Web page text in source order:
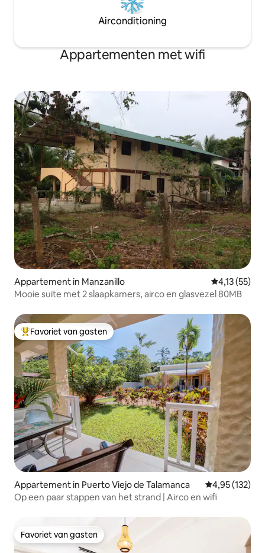
Airconditioning
Appartementen met wifi
Appartement in Manzanillo Gemiddelde
4,13 (55)
Mooie suite met 2 slaapkamers, airco en glasvezel 80MB
Topfavoriet van gasten
Favoriet van gasten
Appartement in Puerto Viejo de Talamanca Gemiddelde
4,95 (132)
Op een paar stappen van het strand | Airco en wifi
Favoriet van gasten
Favoriet van gasten